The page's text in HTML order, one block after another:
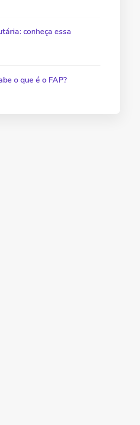
conheça essa
o que é o FAP?